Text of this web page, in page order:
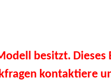
besitzt.
kontaktiere